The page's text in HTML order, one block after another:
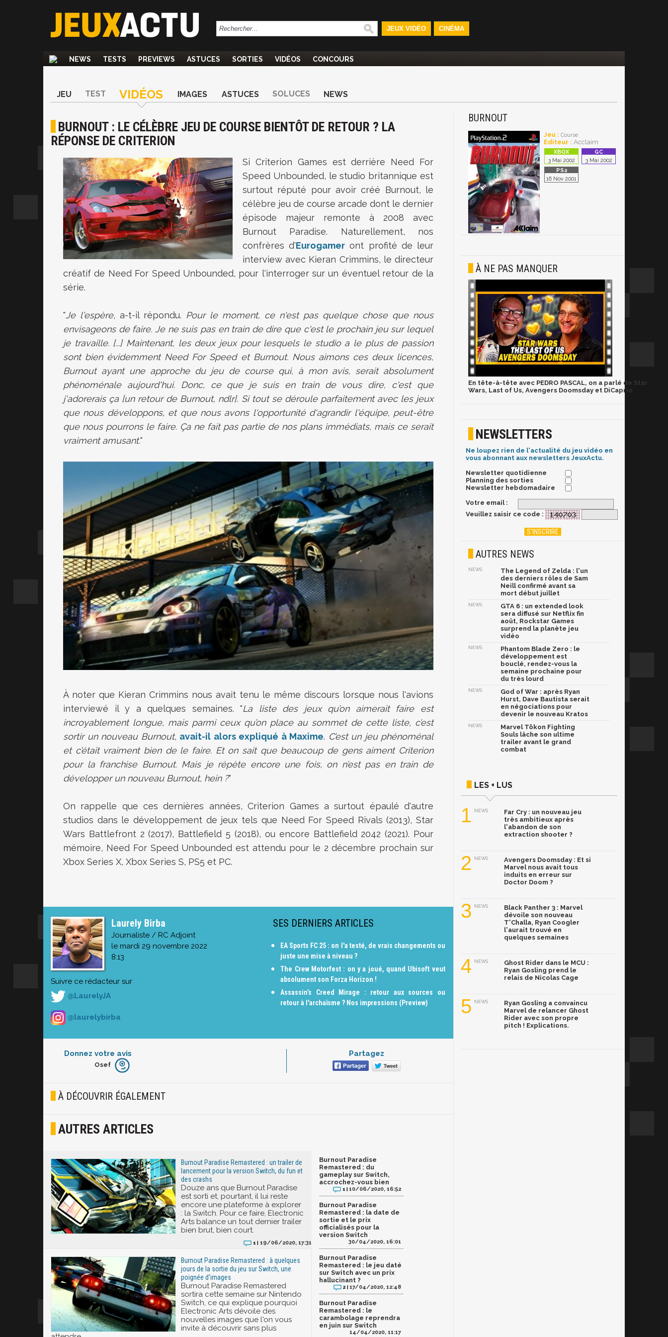
JEUX VIDÉO CINÉMA
NEWS TESTS PREVIEWS ASTUCES SORTIES VIDÉOS CONCOURS
JEU TEST VIDÉOS IMAGES ASTUCES SOLUCES NEWS
BURNOUT : LE CÉLÈBRE JEU DE COURSE BIENTÔT DE RETOUR ? LA
RÉPONSE DE CRITERION
Si Criterion Games est derrière Need For
Speed Unbounded, le studio britannique est
surtout réputé pour avoir créé Burnout, le
célèbre jeu de course arcade dont le dernier
épisode majeur remonte à 2008 avec
Burnout Paradise. Naturellement, nos
confrères d'Eurogamer ont profité de leur
interview avec Kieran Crimmins, le directeur
créatif de Need For Speed Unbounded, pour l'interroger sur un éventuel retour de la
série.
"Je l'espère, a-t-il répondu. Pour le moment, ce n'est pas quelque chose que nous
envisageons de faire. Je ne suis pas en train de dire que c'est le prochain jeu sur lequel
je travaille. [...] Maintenant, les deux jeux pour lesquels le studio a le plus de passion
sont bien évidemment Need For Speed et Burnout. Nous aimons ces deux licences,
Burnout ayant une approche du jeu de course qui, à mon avis, serait absolument
phénoménale aujourd'hui. Donc, ce que je suis en train de vous dire, c'est que
j'adorerais ça [un retour de Burnout, ndlr]. Si tout se déroule parfaitement avec les jeux
que nous développons, et que nous avons l'opportunité d'agrandir l'équipe, peut-être
que nous pourrons le faire. Ça ne fait pas partie de nos plans immédiats, mais ce serait
vraiment amusant."
À noter que Kieran Crimmins nous avait tenu le même discours lorsque nous l'avions
interviewé il y a quelques semaines. "La liste des jeux qu’on aimerait faire est
incroyablement longue, mais parmi ceux qu’on place au sommet de cette liste, c’est
sortir un nouveau Burnout, avait-il alors expliqué à Maxime. C’est un jeu phénoménal
et c’était vraiment bien de le faire. Et on sait que beaucoup de gens aiment Criterion
pour la franchise Burnout. Mais je répète encore une fois, on n’est pas en train de
développer un nouveau Burnout, hein ?"
On rappelle que ces dernières années, Criterion Games a surtout épaulé d'autre
studios dans le développement de jeux tels que Need For Speed Rivals (2013), Star
Wars Battlefront 2 (2017), Battlefield 5 (2018), ou encore Battlefield 2042 (2021). Pour
mémoire, Need For Speed Unbounded est attendu pour le 2 décembre prochain sur
Xbox Series X, Xbox Series S, PS5 et PC.
Laurely Birba
Journaliste / RC Adjoint
le mardi 29 novembre 2022
8:13
Suivre ce rédacteur sur
@LaurelyJA
@laurelybirba
SES DERNIERS ARTICLES
EA Sports FC 25 : on l'a testé, de vrais changements ou
juste une mise à niveau ?
The Crew Motorfest : on y a joué, quand Ubisoft veut
absolument son Forza Horizon !
Assassin’s Creed Mirage : retour aux sources ou
retour à l'archaïsme ? Nos impressions (Preview)
Donnez votre avis
Furieux
Joyeux
Osef
Partagez
À DÉCOUVRIR ÉGALEMENT
AUTRES ARTICLES
Burnout Paradise Remastered : un trailer de
lancement pour la version Switch, du fun et
des crashs
Douze ans que Burnout Paradise
est sorti et, pourtant, il lui reste
encore une plateforme à explorer
: la Switch. Pour ce faire, Electronic
Arts balance un tout dernier trailer
bien brut, bien court.
1 | 19/06/2020, 17:31
Burnout Paradise Remastered : à quelques
jours de la sortie du jeu sur Switch, une
poignée d'images
Burnout Paradise Remastered
sortira cette semaine sur Nintendo
Switch, ce qui explique pourquoi
Electronic Arts dévoile des
nouvelles images que l'on vous
invite à découvrir sans plus
Burnout Paradise
Remastered : du
gameplay sur Switch,
accrochez-vous bien
1 |10/06/2020, 16:52
Burnout Paradise
Remastered : la date de
sortie et le prix
officialisés pour la
version Switch
30/04/2020, 16:01
Burnout Paradise
Remastered : le jeu daté
sur Switch avec un prix
hallucinant ?
2 |17/04/2020, 12:48
Burnout Paradise
Remastered : le
carambolage reprendra
en juin sur Switch
14/04/2020, 11:17
BURNOUT
Jeu : Course
Editeur : Acclaim
3 Mai 2002 3 Mai 2002
16 Nov 2001
À NE PAS MANQUER
En tête-à-tête avec PEDRO PASCAL, on a parlé de Star
Wars, Last of Us, Avengers Doomsday et DiCaprio
NEWSLETTERS
Ne loupez rien de l'actualité du jeu vidéo en
vous abonnant aux newsletters JeuxActu.
Newsletter quotidienne
Planning des sorties
Newsletter hebdomadaire
Votre email :
Veuillez saisir ce code :
AUTRES NEWS
NEWS
The Legend of Zelda : l'un
des derniers rôles de Sam
Neill confirmé avant sa
mort début juillet
NEWS
GTA 6 : un extended look
sera diffusé sur Netflix fin
août, Rockstar Games
surprend la planète jeu
vidéo
NEWS
Phantom Blade Zero : le
développement est
bouclé, rendez-vous la
semaine prochaine pour
du très lourd
NEWS
God of War : après Ryan
Hurst, Dave Bautista serait
en négociations pour
devenir le nouveau Kratos
NEWS
Marvel Tōkon Fighting
Souls lâche son ultime
trailer avant le grand
combat
LES + LUS
1 NEWS
Far Cry : un nouveau jeu
très ambitieux après
l'abandon de son
extraction shooter ?
2 NEWS
Avengers Doomsday : Et si
Marvel nous avait tous
induits en erreur sur
Doctor Doom ?
3 NEWS
Black Panther 3 : Marvel
dévoile son nouveau
T'Challa, Ryan Coogler
l'aurait trouvé en
quelques semaines
4 NEWS
Ghost Rider dans le MCU :
Ryan Gosling prend le
relais de Nicolas Cage
5 NEWS
Ryan Gosling a convaincu
Marvel de relancer Ghost
Rider avec son propre
pitch ! Explications.